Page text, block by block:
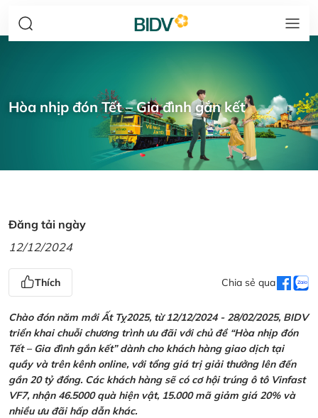
Hòa nhịp đón Tết – Gia đình gắn kết
Đăng tải ngày
12/12/2024
Thích Chia sẻ qua
Chào đón năm mới Ất Tỵ2025, từ 12/12/2024 - 28/02/2025, BIDV
triển khai chuỗi chương trình ưu đãi với chủ đề “Hòa nhịp đón
Tết – Gia đình gắn kết” dành cho khách hàng giao dịch tại
quầy và trên kênh online, với tổng giá trị giải thưởng lên đến
gần 20 tỷ đồng. Các khách hàng sẽ có cơ hội trúng ô tô Vinfast
VF7, nhận 46.5000 quà hiện vật, 15.000 mã giảm giá 20% và
nhiều ưu đãi hấp dẫn khác.